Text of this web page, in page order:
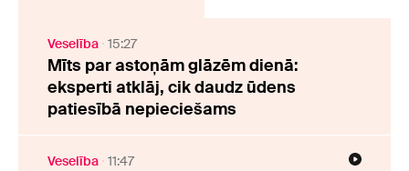
Veselība 15:27
Mīts par astoņām glāzēm dienā:
eksperti atklāj, cik daudz ūdens
patiesībā nepieciešams
Veselība 11:47